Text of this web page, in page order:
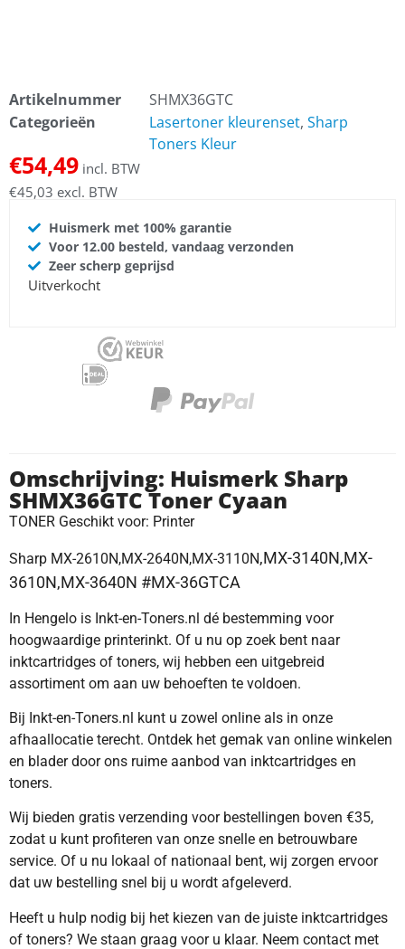
Artikelnummer
SHMX36GTC
Categorieën
Lasertoner kleurenset, Sharp
Toners Kleur
€54,49 incl. BTW
€45,03 excl. BTW
Huismerk met 100% garantie
Voor 12.00 besteld, vandaag verzonden
Zeer scherp geprijsd
Uitverkocht
Omschrijving: Huismerk Sharp
SHMX36GTC Toner Cyaan
TONER Geschikt voor: Printer
Sharp MX-2610N,MX-2640N,MX-3110N,MX-3140N,MX-
3610N,MX-3640N #MX-36GTCA
In Hengelo is Inkt-en-Toners.nl dé bestemming voor
hoogwaardige printerinkt. Of u nu op zoek bent naar
inktcartridges of toners, wij hebben een uitgebreid
assortiment om aan uw behoeften te voldoen.
Bij Inkt-en-Toners.nl kunt u zowel online als in onze
afhaallocatie terecht. Ontdek het gemak van online winkelen
en blader door ons ruime aanbod van inktcartridges en
toners.
Wij bieden gratis verzending voor bestellingen boven €35,
zodat u kunt profiteren van onze snelle en betrouwbare
service. Of u nu lokaal of nationaal bent, wij zorgen ervoor
dat uw bestelling snel bij u wordt afgeleverd.
Heeft u hulp nodig bij het kiezen van de juiste inktcartridges
of toners? We staan graag voor u klaar. Neem contact met